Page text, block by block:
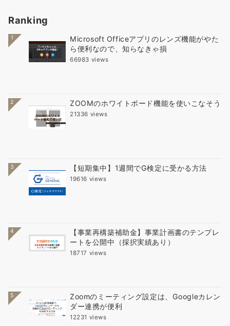
Ranking
1
Microsoft Officeアプリのレンズ機能がやた
ら便利なので、知らなきゃ損
66983 views
2 ZOOMのホワイトボード機能を使いこなそう
21336 views
3 【短期集中】1週間でG検定に受かる方法
19616 views
4
【事業再構築補助金】事業計画書のテンプレ
ートを公開中（採択実績あり）
18717 views
5
Zoomのミーティング設定は、Googleカレン
ダー連携が便利
12231 views